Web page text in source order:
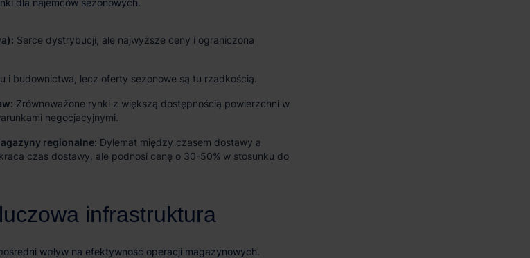
Serce dystrybucji, ale najwyższe ceny i ograniczona
i budownictwa, lecz oferty sezonowe są tu rzadkością.
Zrównoważone rynki z większą dostępnością powierzchni w
negocjacyjnymi.
regionalne: Dylemat między czasem dostawy a
czas dostawy, ale podnosi cenę o 30-50% w stosunku do